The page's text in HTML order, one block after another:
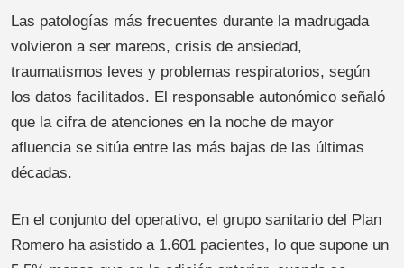
Las patologías más frecuentes durante la madrugada
volvieron a ser mareos, crisis de ansiedad,
traumatismos leves y problemas respiratorios, según
los datos facilitados. El responsable autonómico señaló
que la cifra de atenciones en la noche de mayor
afluencia se sitúa entre las más bajas de las últimas
décadas.
En el conjunto del operativo, el grupo sanitario del Plan
Romero ha asistido a 1.601 pacientes, lo que supone un